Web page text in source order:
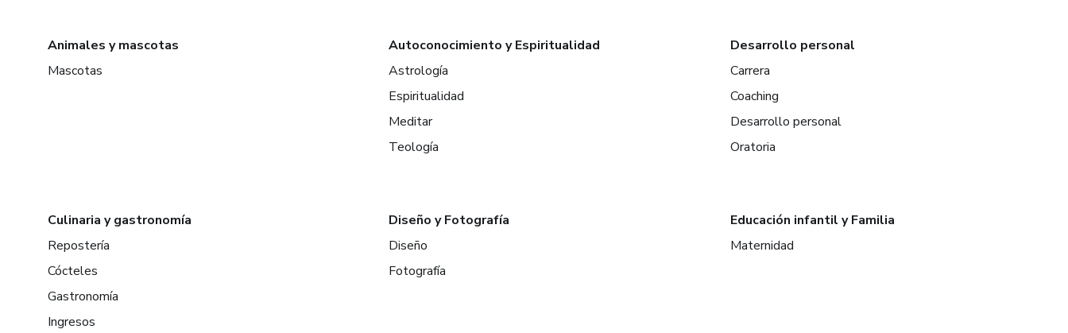
Animales y mascotas
Mascotas
Autoconocimiento y Espiritualidad
Astrología
Espiritualidad
Meditar
Teología
Desarrollo personal
Carrera
Coaching
Desarrollo personal
Oratoria
Culinaria y gastronomía
Repostería
Cócteles
Gastronomía
Ingresos
Diseño y Fotografía
Diseño
Fotografía
Educación infantil y Familia
Maternidad